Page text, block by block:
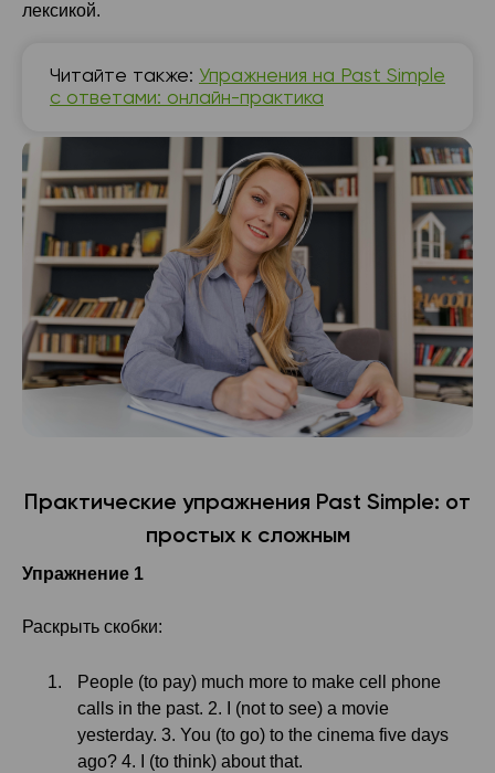
лексикой.
Читайте также: Упражнения на Past Simple
с ответами: онлайн-практика
Практические упражнения Past Simple: от
простых к сложным
Упражнение 1
Раскрыть скобки:
People (to pay) much more to make cell phone
calls in the past. 2. I (not to see) a movie
yesterday. 3. You (to go) to the cinema five days
ago? 4. I (to think) about that.